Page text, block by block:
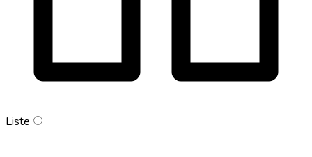
Liste